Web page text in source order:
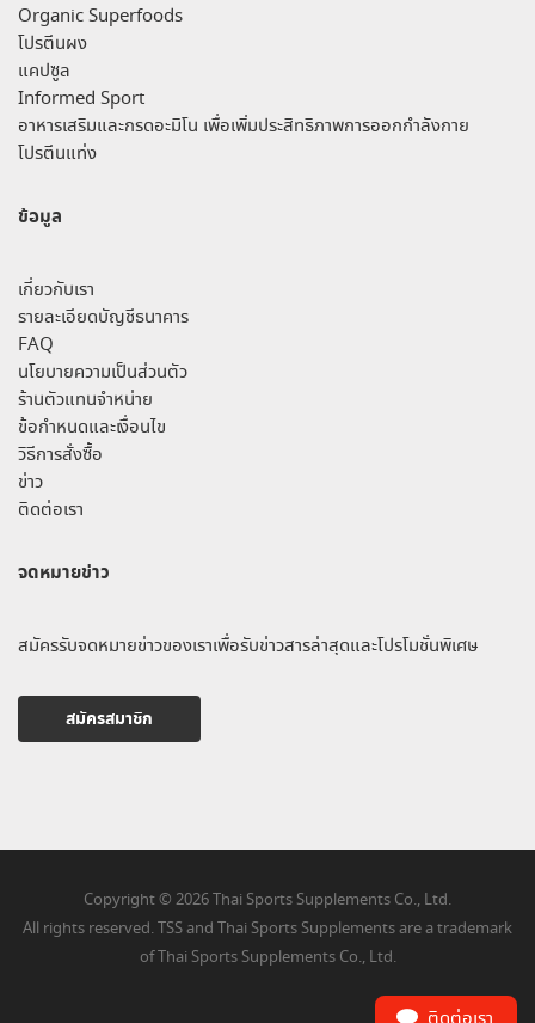
Organic Superfoods
โปรตีนผง
แคปซูล
Informed Sport
อาหารเสริมและกรดอะมิโน เพื่อเพิ่มประสิทธิภาพการออกกำลังกาย
โปรตีนแท่ง
ข้อมูล
เกี่ยวกับเรา
รายละเอียดบัญชีธนาคาร
FAQ
นโยบายความเป็นส่วนตัว
ร้านตัวแทนจำหน่าย
ข้อกำหนดและเงื่อนไข
วิธีการสั่งซื้อ
ข่าว
ติดต่อเรา
จดหมายข่าว
สมัครรับจดหมายข่าวของเราเพื่อรับข่าวสารล่าสุดและโปรโมชั่นพิเศษ
สมัครสมาชิก
Copyright © 2026 Thai Sports Supplements Co., Ltd.
All rights reserved. TSS and Thai Sports Supplements are a trademark
of Thai Sports Supplements Co., Ltd.